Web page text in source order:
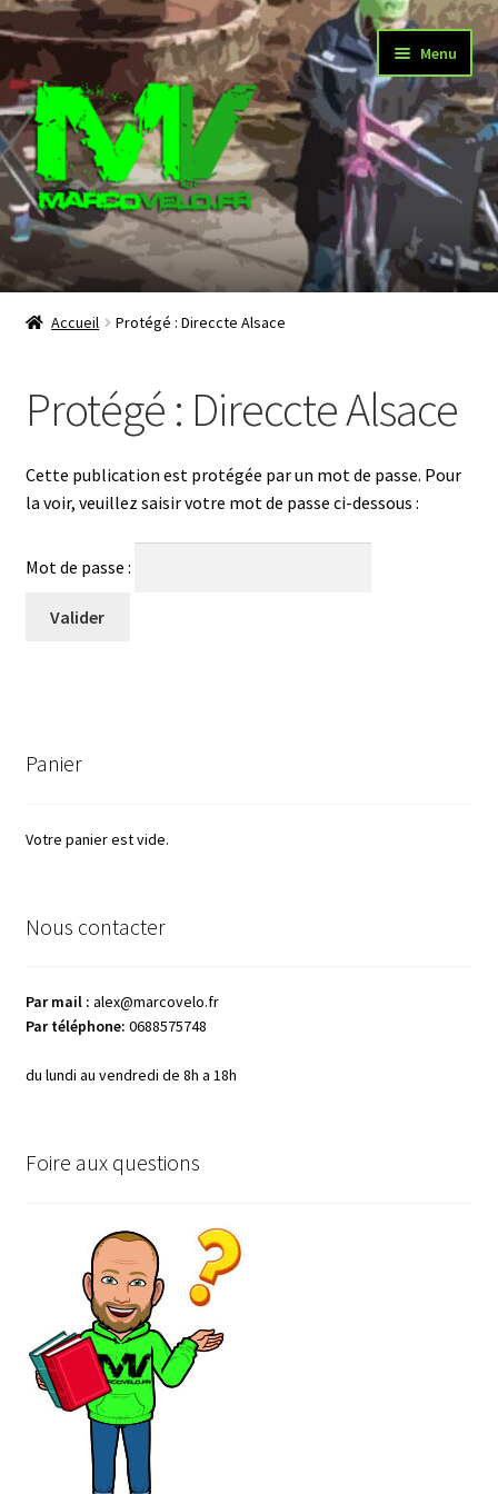
Aller
à
la
navigation
Aller
au
contenu
Menu
Accueil
Fonctionnement
Ouvrir
le
enfant
Animations
Animation SNCF
Animation CAF
Animation SORA
Animation HAGER
Animation FONDATION AS
ORFEA
Direccte Alsace
Animation DAMB’NATURE
LA BRESSE BIKEPARK
Accueil Protégé : Direccte Alsace
Protégé : Direccte Alsace
Cette publication est protégée par un mot de passe. Pour
la voir, veuillez saisir votre mot de passe ci-dessous :
Mot de passe :
Panier
Votre panier est vide.
Nous contacter
Par mail : alex@marcovelo.fr
Par téléphone: 0688575748
du lundi au vendredi de 8h a 18h
Foire aux questions